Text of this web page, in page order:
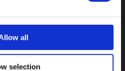
all
selection